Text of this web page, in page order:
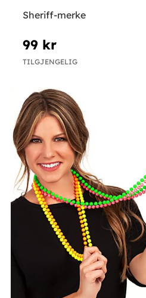
Sheriff-merke
99 kr
TILGJENGELIG